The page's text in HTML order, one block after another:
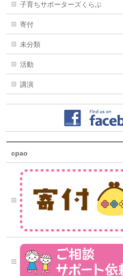
子育ちサポーターズくらぶ
寄付
未分類
活動
講演
cpao